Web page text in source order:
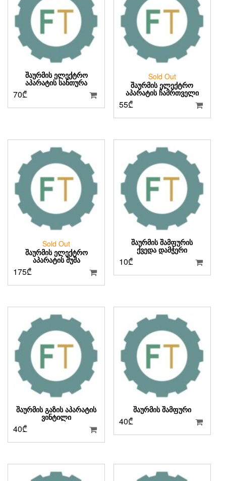
ᲨᲐᲣᲠᲛᲘᲡ ᲔᲚᲔᲥᲢᲠᲝ
ᲐᲞᲐᲠᲐᲢᲘᲡ ᲡᲐᲜᲗᲣᲠᲐ
70₾
Sold Out
ᲨᲐᲣᲠᲛᲘᲡ ᲔᲚᲔᲥᲢᲠᲝ
ᲐᲞᲐᲠᲐᲢᲘᲡ ᲩᲐᲛᲠᲗᲕᲔᲚᲘ
55₾
Sold Out
ᲨᲐᲣᲠᲛᲘᲡ ᲔᲚᲔᲥᲢᲠᲝ
ᲐᲞᲐᲠᲐᲢᲘᲡ ᲨᲣᲨᲐ
175₾
ᲨᲐᲣᲠᲛᲘᲡ ᲨᲐᲛᲤᲣᲠᲘᲡ
ᲥᲕᲔᲓᲐ ᲓᲐᲛᲭᲔᲠᲘ
10₾
ᲨᲐᲣᲠᲛᲘᲡ ᲒᲐᲖᲘᲡ ᲐᲞᲐᲠᲐᲢᲘᲡ
ᲕᲘᲜᲢᲘᲚᲘ
40₾
ᲨᲐᲣᲠᲛᲘᲡ ᲨᲐᲛᲤᲣᲠᲘ
40₾